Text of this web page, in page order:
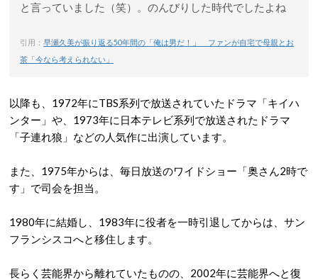
と言っていました（笑）。のんびりした時代でしたよね
引用： 早瀬久美が振り返る50年間の「俺は男だ！」 ファンが自宅で母親とお
茶「今なら考えられない」
以降も、1972年にTBS系列で放送されていたドラマ「キイハ
ンター」や、1973年に日本テレビ系列で放送されたドラマ
「子連れ狼」などの人気作に出演しています。
また、1975年からは、毎日放送のワイドショー「奥さん2時で
す」で司会を担当。
1980年に結婚し、1983年に役者を一時引退してからは、サン
フランシスコへと移住します。
長らく芸能界から離れていたものの、2002年に芸能界へと復